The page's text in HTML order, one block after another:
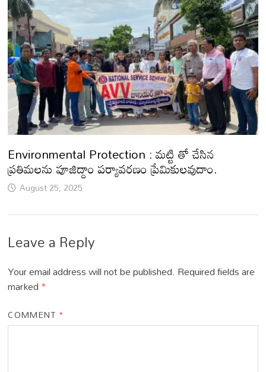
Environmental Protection : మట్టి తో చేసిన
ప్రతిమలను పూజిద్దాం పర్యావరణం ప్రేమికులవుదాం.
August 25, 2025
Leave a Reply
Your email address will not be published. Required fields are
marked*
COMMENT *